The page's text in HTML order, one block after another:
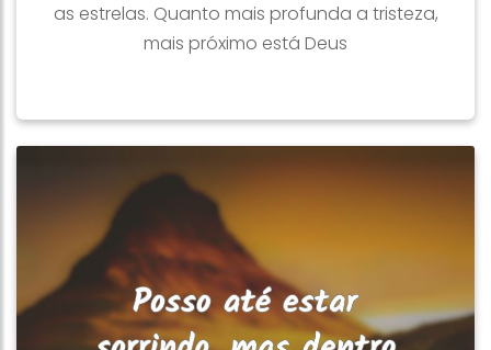
as estrelas. Quanto mais profunda a tristeza,
mais próximo está Deus